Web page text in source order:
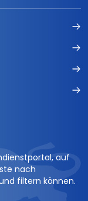
auf
nach
filtern können.